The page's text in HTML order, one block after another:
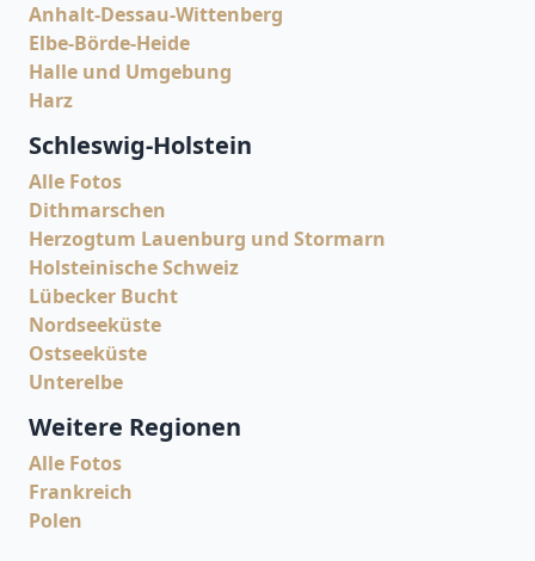
Anhalt-Dessau-Wittenberg
Elbe-Börde-Heide
Halle und Umgebung
Harz
Schleswig-Holstein
Alle Fotos
Dithmarschen
Herzogtum Lauenburg und Stormarn
Holsteinische Schweiz
Lübecker Bucht
Nordseeküste
Ostseeküste
Unterelbe
Weitere Regionen
Alle Fotos
Frankreich
Polen